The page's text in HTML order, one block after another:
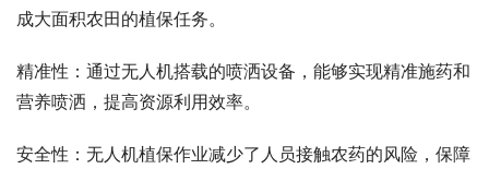
成大面积农田的植保任务。
精准性：通过无人机搭载的喷洒设备，能够实现精准施药和
营养喷洒，提高资源利用效率。
安全性：无人机植保作业减少了人员接触农药的风险，保障